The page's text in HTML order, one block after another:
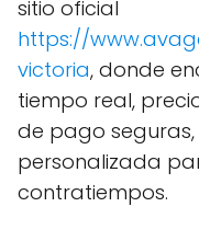
sitio oficial
https://
victoria, donde
tiempo real,
de pago
personalizada
contratiempos.